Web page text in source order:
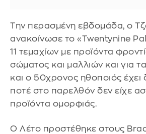
Την περασμένη εβδομάδα, ο
ανακοίνωσε το «Twentynine
11 τεμαχίων με προϊόντα
σώματος και μαλλιών και για
και ο 50χρονος ηθοποιός έχει
ποτέ στο παρελθόν δεν είχε
προϊόντα ομορφιάς.
Ο Λέτο προστέθηκε στους